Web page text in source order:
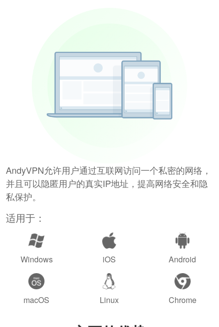
AndyVPN允许用户通过互联网访问一个私密的网络，
并且可以隐匿用户的真实IP地址，提高网络安全和隐
私保护。
适用于：
Windows iOS Android
macOS Linux Chrome